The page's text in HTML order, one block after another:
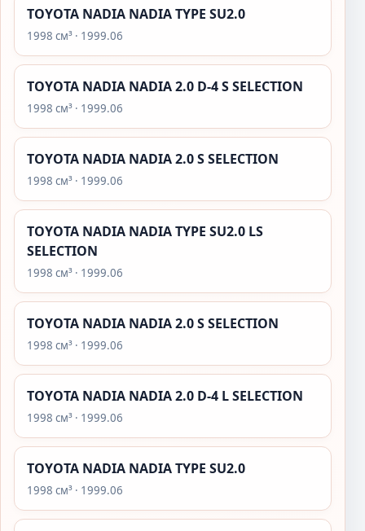
TOYOTA NADIA NADIA TYPE SU2.0
1998 см³ · 1999.06
TOYOTA NADIA NADIA 2.0 D-4 S SELECTION
1998 см³ · 1999.06
TOYOTA NADIA NADIA 2.0 S SELECTION
1998 см³ · 1999.06
TOYOTA NADIA NADIA TYPE SU2.0 LS
SELECTION
1998 см³ · 1999.06
TOYOTA NADIA NADIA 2.0 S SELECTION
1998 см³ · 1999.06
TOYOTA NADIA NADIA 2.0 D-4 L SELECTION
1998 см³ · 1999.06
TOYOTA NADIA NADIA TYPE SU2.0
1998 см³ · 1999.06